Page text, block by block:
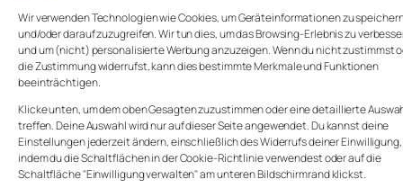
Wir verwenden Technologien wie Cookies, um Geräteinformationen zu
und/oder darauf zuzugreifen. Wir tun dies, um das Browsing-Erlebnis zu
und um (nicht) personalisierte Werbung anzuzeigen. Wenn du nicht zustimmst
die Zustimmung widerrufst, kann dies bestimmte Merkmale und Funktionen
beeinträchtigen.
Klicke unten, um dem oben Gesagten zuzustimmen oder eine detaillierte
treffen. Deine Auswahl wird nur auf dieser Seite angewendet. Du kannst deine
Einstellungen jederzeit ändern, einschließlich des Widerrufs deiner Einwilligung,
indem du die Schaltflächen in der Cookie-Richtlinie verwendest oder auf die
Schaltfläche "Einwilligung verwalten" am unteren Bildschirmrand klickst.
Diese Fragen und Ideen werden nicht immer
geäußert. Vielleicht, weil man Angst hat, dass die
Frage zu einfach ist oder man denkt, vielleicht habe
ich gerade aus dem Fenster geschaut, während das
schon besprochen wurde. Man will auch nicht der
Spielverderber sein, der jede Idee bis ins kleinste
Detail analysiert und auf Probleme hinweist.
Dabei wäre das doch genau das, was man braucht,